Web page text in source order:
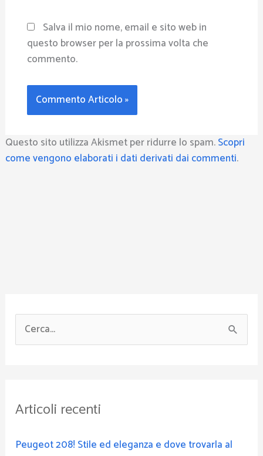
Salva il mio nome, email e sito web in
questo browser per la prossima volta che
commento.
Questo sito utilizza Akismet per ridurre lo spam.Scopri
come vengono elaborati i dati derivati dai commenti.
e
a
Articoli recenti
Peugeot 208! Stile ed eleganza e dove trovarla al